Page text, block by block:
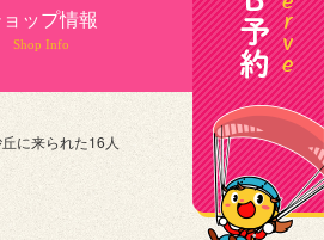
ョップ情報
Shop Info
に来られた16人